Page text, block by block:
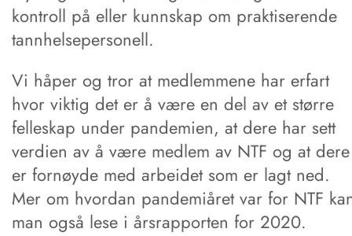
kontroll på eller kunnskap om praktiserende
tannhelsepersonell.
Vi håper og tror at medlemmene har erfart
hvor viktig det er å være en del av et større
felleskap under pandemien, at dere har sett
verdien av å være medlem av NTF og at dere
er fornøyde med arbeidet som er lagt ned.
Mer om hvordan pandemiåret var for NTF
man også lese i årsrapporten for 2020.